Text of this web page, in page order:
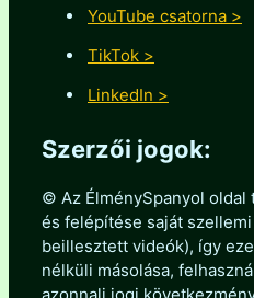
YouTube csatorna >
TikTok >
LinkedIn >
Szerzői jogok:
© Az ÉlménySpanyol oldal
és felépítése saját
beillesztett videók), így
nélküli másolása,